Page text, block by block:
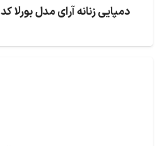
دمپایی زنانه آرای مدل بورلا کد 10